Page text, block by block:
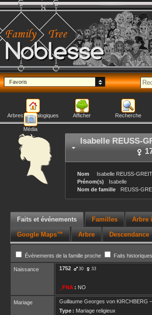
Noblesse
Favoris
Arbres généalogiques Afficher Recherche
Média
Isabelle REUSS-
Nom Isabelle REUSS-
Prénom(s)
Isabelle
Nom de famille
REUSS-
Faits et événements Familles Arbre
Google Maps™ Arbre Descendance
Événements de la famille proche Faits historiques
Naissance 1752 30 33
_FNA : NO
Mariage Guillaume Georges von KIRCHBERG
Type : Mariage religieux